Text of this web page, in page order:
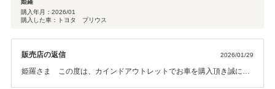
姫羅
購入年月： 2026/01
購入した車：トヨタ プリウス
販売店の返信 2026/01/29
姫羅さま この度は、カインドアウトレットでお車を購入頂き誠に有